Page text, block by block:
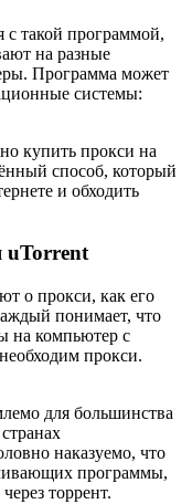
с такой программой,
на разные
Программа может
системы:
купить прокси на
способ, который
и обходить
uTorrent
о прокси, как его
понимает, что
на компьютер с
прокси.
для большинства
наказуемо, что
программы,
торрент.